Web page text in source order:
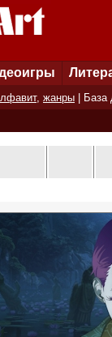
, жанры База